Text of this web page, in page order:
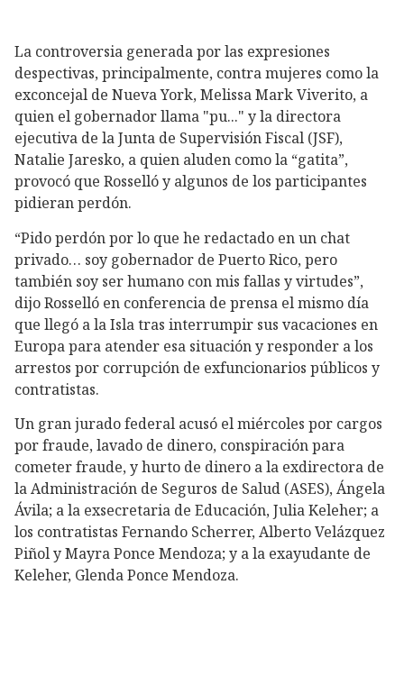
La controversia generada por las expresiones
despectivas, principalmente, contra mujeres como la
exconcejal de Nueva York, Melissa Mark Viverito, a
quien el gobernador llama "pu..." y la directora
ejecutiva de la Junta de Supervisión Fiscal (JSF),
Natalie Jaresko, a quien aluden como la “gatita”,
provocó que Rosselló y algunos de los participantes
pidieran perdón.
“Pido perdón por lo que he redactado en un chat
privado… soy gobernador de Puerto Rico, pero
también soy ser humano con mis fallas y virtudes”,
dijo Rosselló en conferencia de prensa el mismo día
que llegó a la Isla tras interrumpir sus vacaciones en
Europa para atender esa situación y responder a los
arrestos por corrupción de exfuncionarios públicos y
contratistas.
Un gran jurado federal acusó el miércoles por cargos
por fraude, lavado de dinero, conspiración para
cometer fraude, y hurto de dinero a la exdirectora de
la Administración de Seguros de Salud (ASES), Ángela
Ávila; a la exsecretaria de Educación, Julia Keleher; a
los contratistas Fernando Scherrer, Alberto Velázquez
Piñol y Mayra Ponce Mendoza; y a la exayudante de
Keleher, Glenda Ponce Mendoza.